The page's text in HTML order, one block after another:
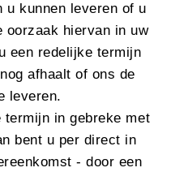
u kunnen leveren of u
oorzaak hiervan in uw
een redelijke termijn
afhaalt of ons de
leveren.
in gebreke met
bent u per direct in
- door een